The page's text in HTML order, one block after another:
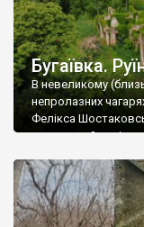
Бугаївка.
В невеликому
непролазних
Фелікса
радянський період
століття тут
палацу виїхала